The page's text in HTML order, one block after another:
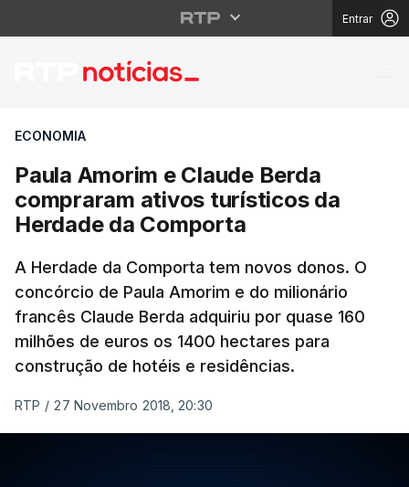
Entrar
Paula Amorim e
ECONOMIA
Paula Amorim e Claude Berda
compraram ativos turísticos da
Herdade da Comporta
A Herdade da Comporta tem novos donos. O
concórcio de Paula Amorim e do milionário
francês Claude Berda adquiriu por quase 160
milhões de euros os 1400 hectares para
construção de hotéis e residências.
RTP / 27 Novembro 2018, 20:30